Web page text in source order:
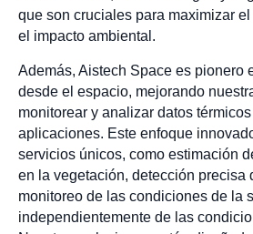
que son cruciales para maximizar
el impacto ambiental.
Además, Aistech Space es pionero
desde el espacio, mejorando
monitorear y analizar datos
aplicaciones. Este enfoque
servicios únicos, como estimación
en la vegetación, detección precisa
monitoreo de las condiciones de la
independientemente de las